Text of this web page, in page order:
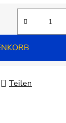
Teilen